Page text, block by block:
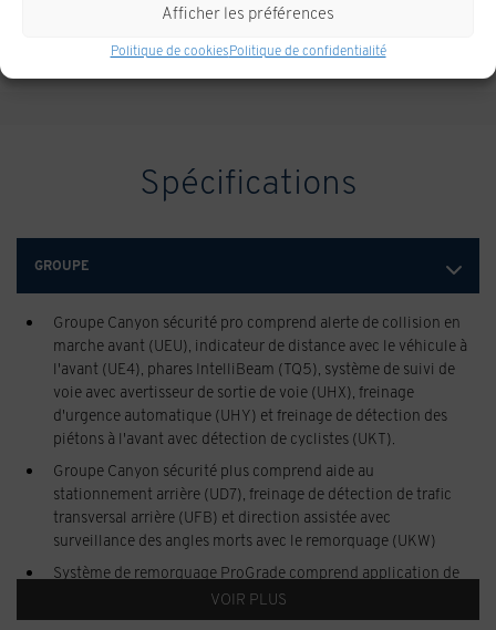
Afficher les préférences
Politique de cookiesPolitique de confidentialité
Spécifications
GROUPE
Groupe Canyon sécurité pro comprend alerte de collision en
marche avant (UEU), indicateur de distance avec le véhicule à
l'avant (UE4), phares IntelliBeam (TQ5), système de suivi de
voie avec avertisseur de sortie de voie (UHX), freinage
d'urgence automatique (UHY) et freinage de détection des
piétons à l'avant avec détection de cyclistes (UKT).
Groupe Canyon sécurité plus comprend aide au
stationnement arrière (UD7), freinage de détection de trafic
transversal arrière (UFB) et direction assistée avec
surveillance des angles morts avec le remorquage (UKW)
Système de remorquage ProGrade comprend application de
remorquage embarquée (U1D) et groupe de remorquage
(Z82)
VOIR PLUS